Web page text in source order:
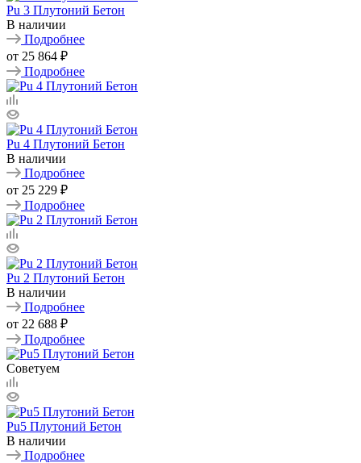
Pu 3 Плутоний Бетон
В наличии
Подробнее
от 25 864 ₽
Подробнее
Pu 4 Плутоний Бетон
В наличии
Подробнее
от 25 229 ₽
Подробнее
Pu 2 Плутоний Бетон
В наличии
Подробнее
от 22 688 ₽
Подробнее
Советуем
Pu5 Плутоний Бетон
В наличии
Подробнее